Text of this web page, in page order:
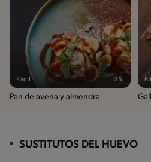
Fácil 35'
Pan de avena y almendra
SUSTITUTOS DEL HUEVO